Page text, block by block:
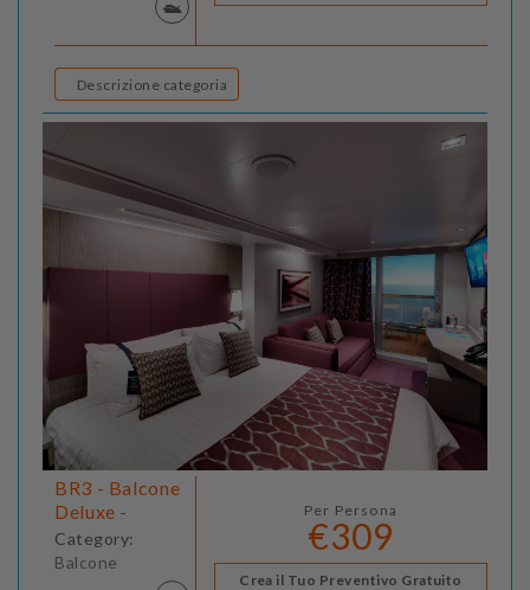
Descrizione categoria
BR3 - Balcone
Deluxe -
Category:
Balcone
Per Persona
€309
Crea il Tuo Preventivo Gratuito